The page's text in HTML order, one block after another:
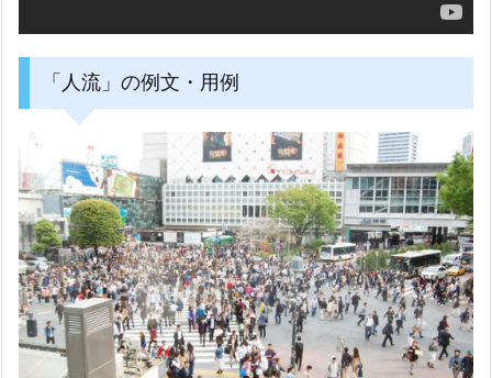
「人流」の例文・用例